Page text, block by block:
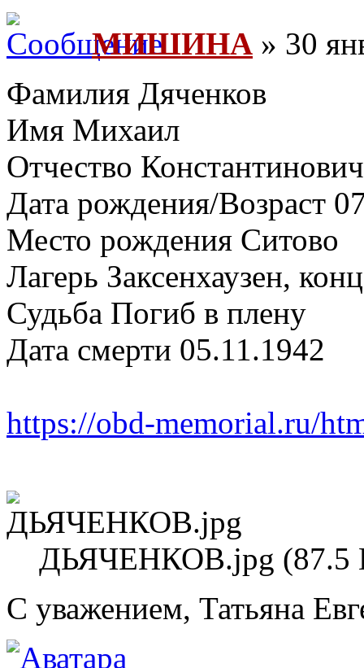
МИШИНА » 30
Фамилия Дяченков
Имя Михаил
Отчество Константинович
Дата рождения/Возраст
Место рождения Ситово
Лагерь Заксенхаузен,
Судьба Погиб в плену
Дата смерти 05.11.1942
https://obd-memorial.ru/
ДЬЯЧЕНКОВ.jpg (87.5
С уважением, Татьяна